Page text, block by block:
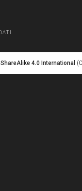
4.0 International